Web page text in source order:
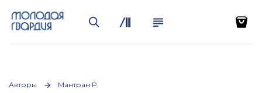
Авторы Мантран Р.